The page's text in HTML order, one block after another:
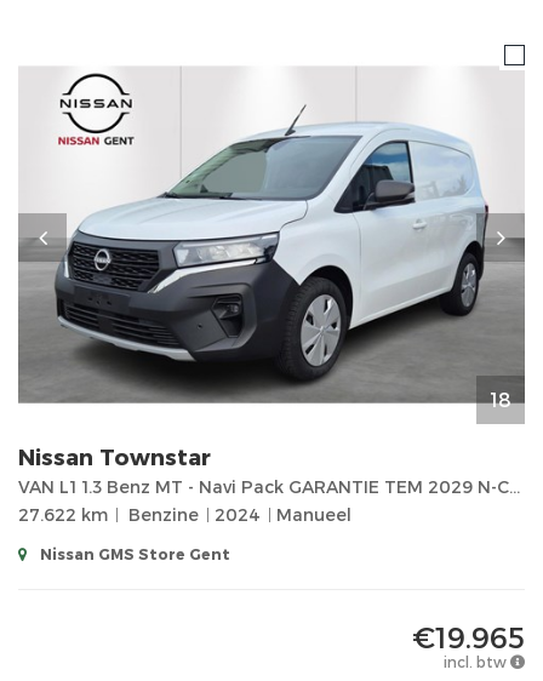
18
Nissan Townstar
VAN L1 1.3 Benz MT - Navi Pack GARANTIE TEM 2029 N-Connecta
27.622 km
Benzine 2024 Manueel
Nissan GMS Store Gent
€19.965
incl. btw